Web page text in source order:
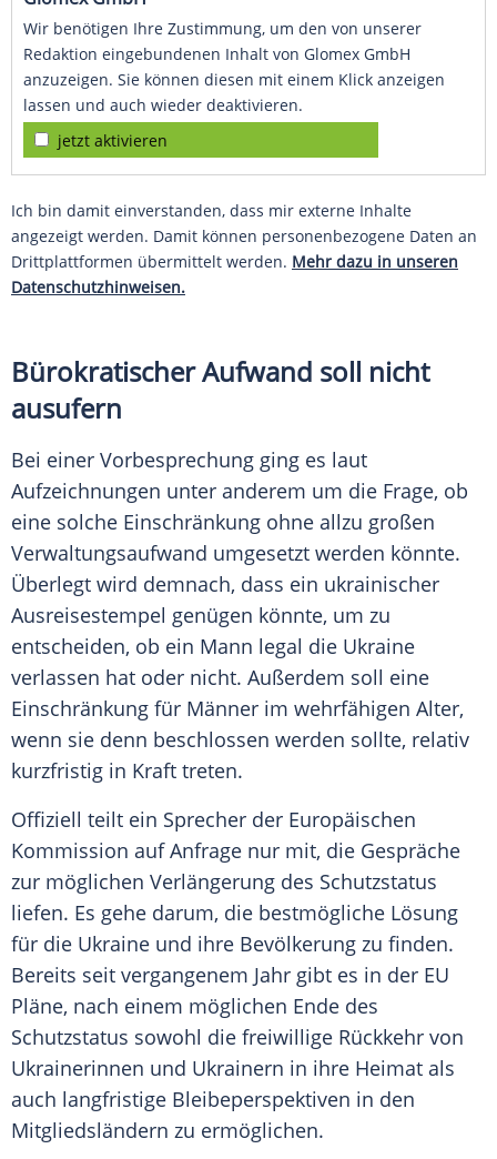
Wir benötigen Ihre Zustimmung, um den von unserer
Redaktion eingebundenen Inhalt von Glomex GmbH
anzuzeigen. Sie können diesen mit einem Klick anzeigen
lassen und auch wieder deaktivieren.
jetzt aktivieren
Ich bin damit einverstanden, dass mir externe Inhalte
angezeigt werden. Damit können personenbezogene Daten an
Drittplattformen übermittelt werden. Mehr dazu in unseren
Datenschutzhinweisen.
Bürokratischer Aufwand soll nicht
ausufern
Bei einer Vorbesprechung ging es laut
Aufzeichnungen unter anderem um die Frage, ob
eine solche Einschränkung ohne allzu großen
Verwaltungsaufwand umgesetzt werden könnte.
Überlegt wird demnach, dass ein ukrainischer
Ausreisestempel genügen könnte, um zu
entscheiden, ob ein Mann legal die Ukraine
verlassen hat oder nicht. Außerdem soll eine
Einschränkung für Männer im wehrfähigen Alter,
wenn sie denn beschlossen werden sollte, relativ
kurzfristig in Kraft treten.
Offiziell teilt ein Sprecher der Europäischen
Kommission auf Anfrage nur mit, die Gespräche
zur möglichen Verlängerung des Schutzstatus
liefen. Es gehe darum, die bestmögliche Lösung
für die Ukraine und ihre Bevölkerung zu finden.
Bereits seit vergangenem Jahr gibt es in der EU
Pläne, nach einem möglichen Ende des
Schutzstatus sowohl die freiwillige Rückkehr von
Ukrainerinnen und Ukrainern in ihre Heimat als
auch langfristige Bleibeperspektiven in den
Mitgliedsländern zu ermöglichen.